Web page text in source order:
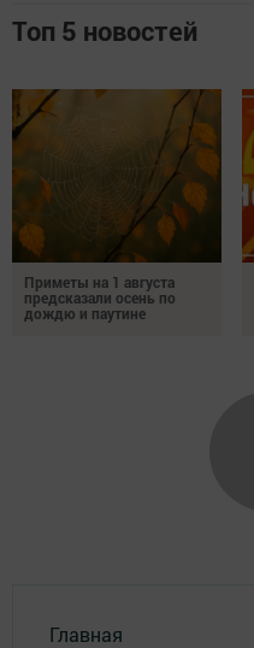
Топ 5 новостей
Приметы на 1 августа
предсказали осень по
дождю и паутине
Главная